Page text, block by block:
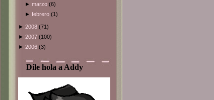
►marzo(6)
►febrero(1)
► 2008 (71)
► 2007 (100)
► 2006 (3)
Dile hola a Addy